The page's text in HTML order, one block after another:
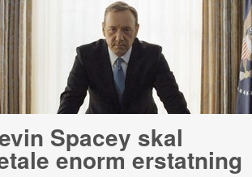
Spacey skal
enorm erstatning